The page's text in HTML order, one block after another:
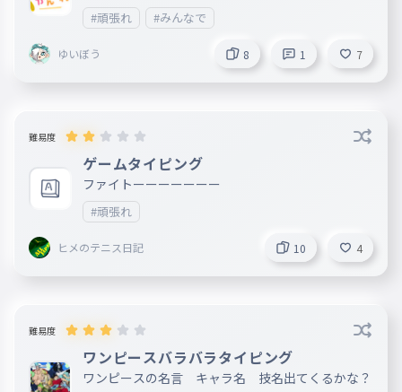
#頑張れ #みんなで
ゆいぼう 8 1 7
難易度
ゲームタイピング
ファイトーーーーーーー
#頑張れ
ヒメのテニス日記 10 4
難易度
ワンピースバラバラタイピング
ワンピースの名言 キャラ名 技名出てくるかな？